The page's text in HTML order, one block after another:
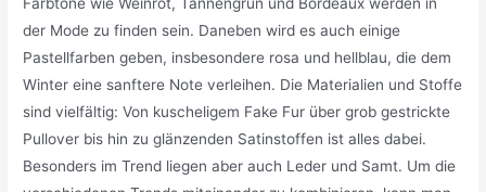
Farbtöne wie Weinrot, Tannengrün und Bordeaux werden in
der Mode zu finden sein. Daneben wird es auch einige
Pastellfarben geben, insbesondere rosa und hellblau, die dem
Winter eine sanftere Note verleihen. Die Materialien und Stoffe
sind vielfältig: Von kuscheligem Fake Fur über grob gestrickte
Pullover bis hin zu glänzenden Satinstoffen ist alles dabei.
Besonders im Trend liegen aber auch Leder und Samt. Um die